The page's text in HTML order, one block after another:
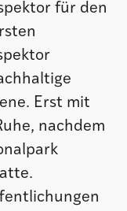
für den
Erst mit
nachdem